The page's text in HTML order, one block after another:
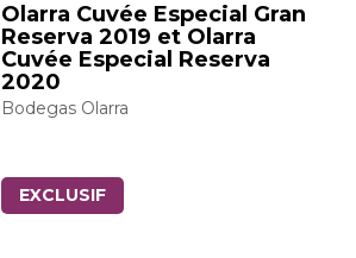
Olarra Cuvée Especial Gran
Reserva 2019 et Olarra
Cuvée Especial Reserva
2020
Bodegas Olarra
EXCLUSIF